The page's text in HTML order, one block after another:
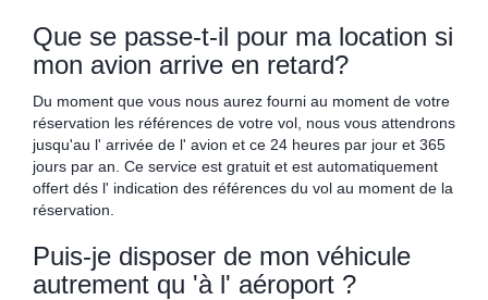
Que se passe-t-il pour ma location si
mon avion arrive en retard?
Du moment que vous nous aurez fourni au moment de votre
réservation les références de votre vol, nous vous attendrons
jusqu'au l' arrivée de l' avion et ce 24 heures par jour et 365
jours par an. Ce service est gratuit et est automatiquement
offert dés l' indication des références du vol au moment de la
réservation.
Puis-je disposer de mon véhicule
autrement qu 'à l' aéroport ?